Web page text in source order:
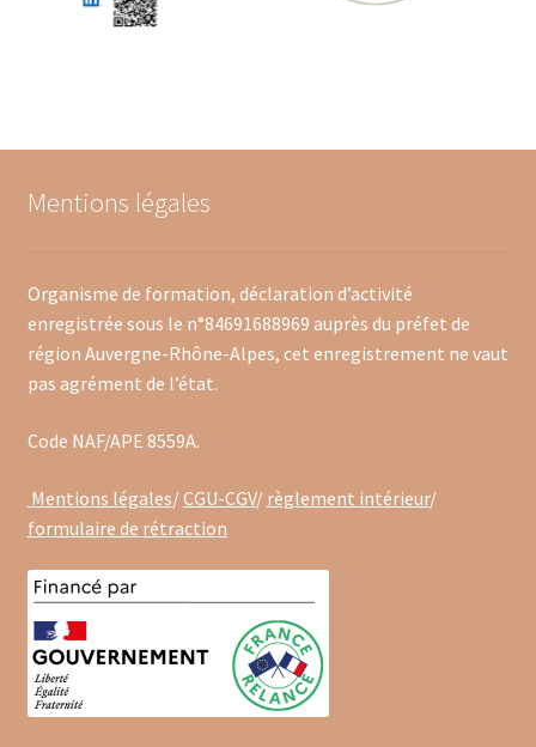
Mentions légales
Organisme de formation, déclaration d’activité
enregistrée sous le n°84691688969 auprès du préfet de
région Auvergne-Rhône-Alpes, cet enregistrement ne vaut
pas agrément de l’état.
Code NAF/APE 8559A.
Mentions légales/CGU-CGV/ règlement intérieur/
formulaire de rétraction